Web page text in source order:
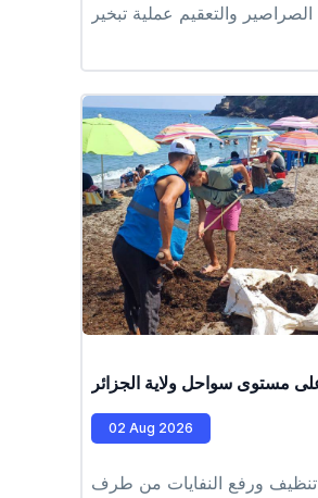
والتعقيم عملية تبخير
بلديات :جسر قسنطينة حراش واد السمار
براقي بير توتة
مستوى سواحل ولاية الجزائر
02 Aug 2026
تنظيف ورفع النفايات من طرف